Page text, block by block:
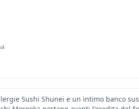
Sushi Shunei e un intimo banco